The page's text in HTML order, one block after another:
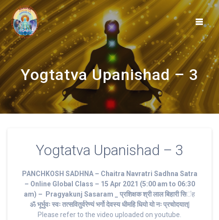
Skip
to
content
Yogtatva Upanishad – 3
Yogtatva Upanishad – 3
PANCHKOSH SADHNA – Chaitra Navratri Sadhna Satra
– Online Global Class – 15 Apr 2021 (5:00 am to 06:30
am) – Pragyakunj Sasaram _ प्रशिक्षक श्री लाल बिहारी सिंह
ॐ भूर्भुवः स्‍वः तत्‍सवितुर्वरेण्‍यं भर्गो देवस्य धीमहि धियो यो नः प्रचोदयात्‌|
Please refer to the video uploaded on youtube.